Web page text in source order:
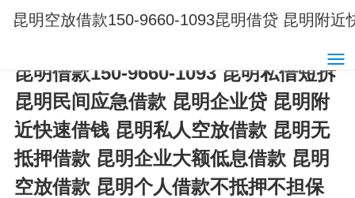
昆明空放借款150-9660-1093昆明借贷 昆明附
昆明借款150-9660-1093 昆明私借短拆
昆明民间应急借款 昆明企业贷 昆明附
近快速借钱 昆明私人空放借款 昆明无
抵押借款 昆明企业大额低息借款 昆明
空放借款 昆明个人借款不抵押不担保